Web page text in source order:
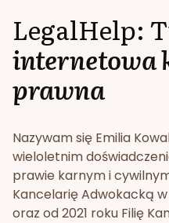
LegalHelp:
internetowa
prawna
Nazywam się Emilia
wieloletnim
prawie karnym i
Kancelarię Adwokacką
oraz od 2021 roku Filię